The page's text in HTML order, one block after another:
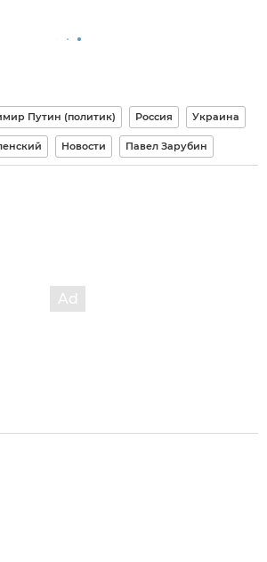
Путин (политик) Россия Украина
Новости Павел Зарубин